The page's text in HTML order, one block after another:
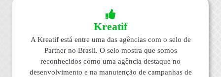
Kreatif
A Kreatif está entre uma das agências com o selo de
Partner no Brasil. O selo mostra que somos
reconhecidos como uma agência destaque no
desenvolvimento e na manutenção de campanhas de